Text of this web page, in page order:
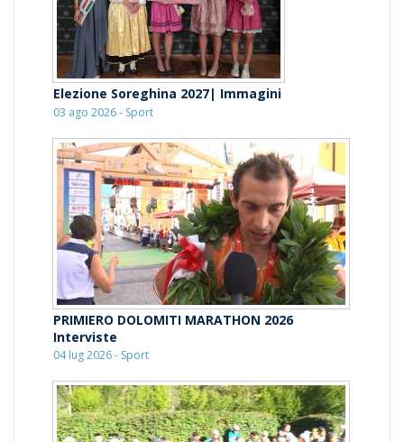
Elezione Soreghina 2027| Immagini
03 ago 2026 - Sport
PRIMIERO DOLOMITI MARATHON 2026
Interviste
04 lug 2026 - Sport